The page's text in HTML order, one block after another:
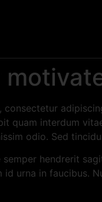
quam interdum
odio. Sed
hendrerit
id urna in faucibus.